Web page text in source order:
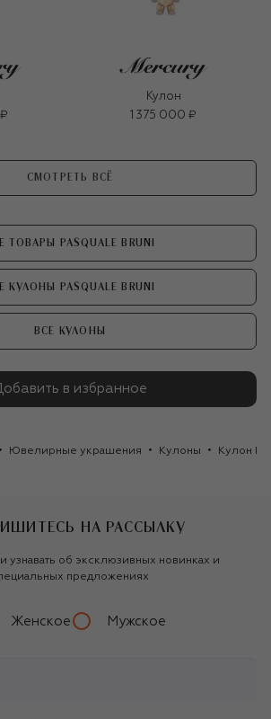
Кулон
1 375 000 ₽
СМОТРЕТЬ ВСЁ
ТОВАРЫ PASQUALE BRUNI
КУЛОНЫ PASQUALE BRUNI
ВСЕ КУЛОНЫ
в избранное
Ювелирные украшения Кулоны Кулон
НА РАССЫЛКУ
узнавать об эксклюзивных новинках и
предложениях
Женское Мужское